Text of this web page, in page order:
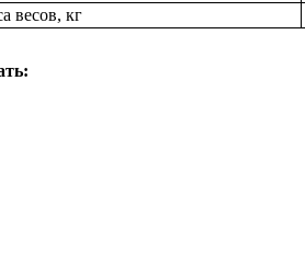
весов, кг